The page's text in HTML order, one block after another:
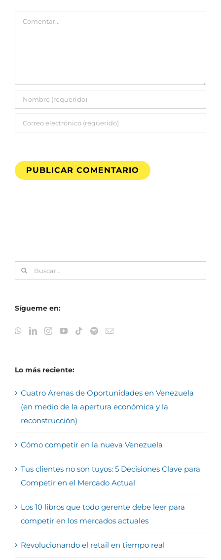
Comentar
Buscar:
Sígueme en:
Lo más reciente:
Cuatro Arenas de Oportunidades en Venezuela
(en medio de la apertura económica y la
reconstrucción)
Cómo competir en la nueva Venezuela
Tus clientes no son tuyos: 5 Decisiones Clave para
Competir en el Mercado Actual
Los 10 libros que todo gerente debe leer para
competir en los mercados actuales
Revolucionando el retail en tiempo real